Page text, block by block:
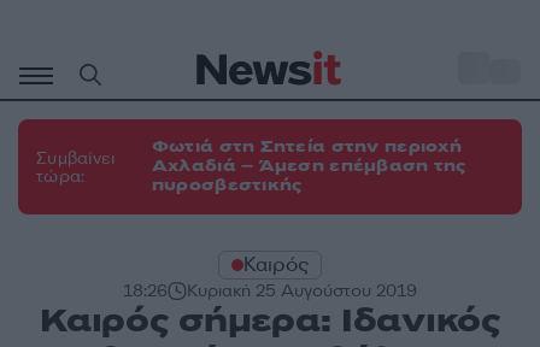
περιεχόμενο
Συμβαίνει
τώρα:
Φωτιά στη Σητεία στην περιοχή
Αχλαδιά – Άμεση επέμβαση της
πυροσβεστικής
Καιρός
18:26 Κυριακή 25 Αυγούστου 2019
Καιρός σήμερα: Ιδανικός